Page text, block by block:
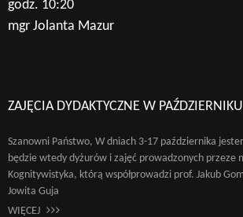
godz. 10:20
mgr Jolanta Mazur
ZAJĘCIA DYDAKTYCZNE W PAŹDZIERNIKU
Szanowni Państwo, W dniach 3-17 października
będzie wtedy dyżurów i zajęć prowadzonych przeze
Kognitywistyka, którą współprowadzi prof. Jakub
Jowita Guja
WIĘCEJ